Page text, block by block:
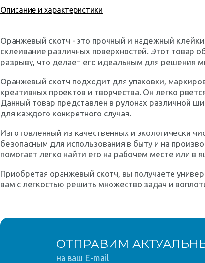
Описание и характеристики
Оранжевый скотч - это прочный и надежный
склеивание различных поверхностей. Этот товар
разрыву, что делает его идеальным для решения
Оранжевый скотч подходит для упаковки,
креативных проектов и творчества. Он легко
Данный товар представлен в рулонах различной
для каждого конкретного случая.
Изготовленный из качественных и экологически
безопасным для использования в быту и на
помогает легко найти его на рабочем месте или в
Приобретая оранжевый скотч, вы получаете
вам с легкостью решить множество задач и
ОТПРАВИМ
на ваш E-mail